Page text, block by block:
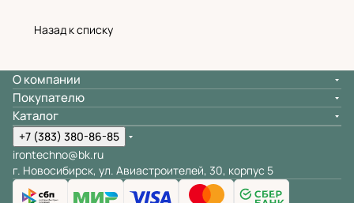
Назад к списку
О компании
Покупателю
Каталог
+7 (383) 380-86-85
irontechno@bk.ru
г. Новосибирск, ул. Авиастроителей, 30, корпус 5